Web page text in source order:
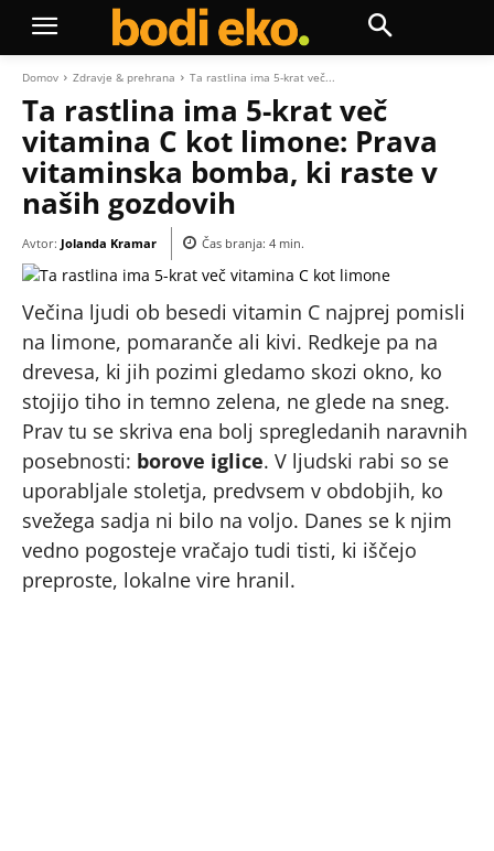
Domov Zdravje & prehrana Ta rastlina ima 5-krat več...
Ta rastlina ima 5-krat več
vitamina C kot limone: Prava
vitaminska bomba, ki raste v
naših gozdovih
Avtor: Jolanda Kramar Čas branja: 4 min.
Večina ljudi ob besedi vitamin C najprej pomisli
na limone, pomaranče ali kivi. Redkeje pa na
drevesa, ki jih pozimi gledamo skozi okno, ko
stojijo tiho in temno zelena, ne glede na sneg.
Prav tu se skriva ena bolj spregledanih naravnih
posebnosti: borove iglice. V ljudski rabi so se
uporabljale stoletja, predvsem v obdobjih, ko
svežega sadja ni bilo na voljo. Danes se k njim
vedno pogosteje vračajo tudi tisti, ki iščejo
preproste, lokalne vire hranil.